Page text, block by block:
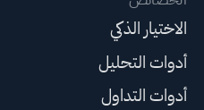
الاختيار الذكي
أدوات التحليل
أدوات التداول